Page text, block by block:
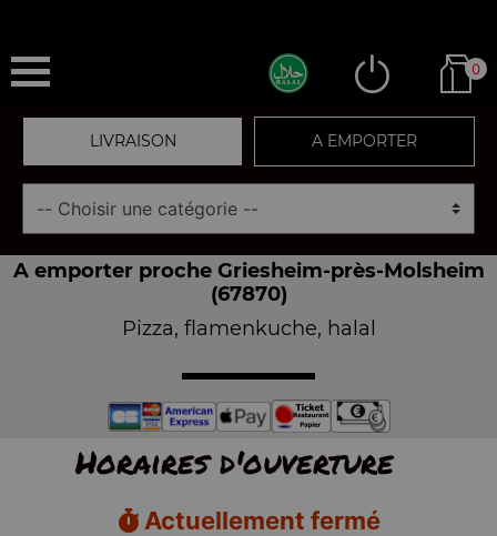
0
LIVRAISON A EMPORTER
A emporter proche Griesheim-près-Molsheim
(67870)
Pizza, flamenkuche, halal
Horaires d'ouverture
Actuellement fermé